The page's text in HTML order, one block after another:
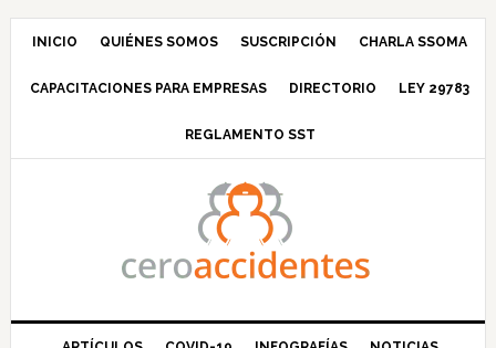
Saltar
navegación
Saltar
principal
Saltar
barra
principal
Saltar
INICIO QUIÉNES SOMOS SUSCRIPCIÓN CHARLA SSOMA
CAPACITACIONES PARA EMPRESAS DIRECTORIO LEY 29783
REGLAMENTO SST